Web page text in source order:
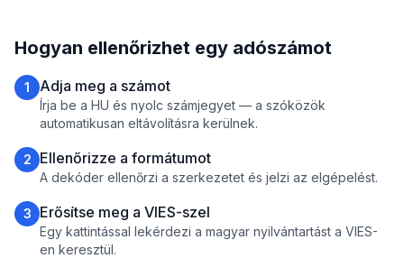
Hogyan ellenőrizhet egy adószámot
1 Adja meg a számot
Írja be a HU és nyolc számjegyet — a szóközök
automatikusan eltávolításra kerülnek.
2 Ellenőrizze a formátumot
A dekóder ellenőrzi a szerkezetet és jelzi az elgépelést.
3 Erősítse meg a VIES-szel
Egy kattintással lekérdezi a magyar nyilvántartást a VIES-
en keresztül.